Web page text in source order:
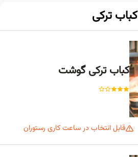
کباب ترکی
کباب ترکی گوشت
قابل انتخاب در ساعت کاری رستوران